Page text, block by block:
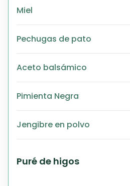
Miel
Pechugas de pato
Aceto balsámico
Pimienta Negra
Jengibre en polvo
Puré de higos